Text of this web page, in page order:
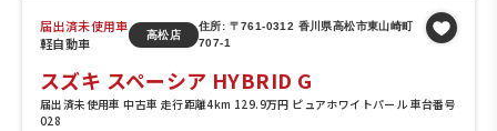
届出済未使用車
軽自動車
高松店
住所: 〒761-0312 香川県高松市東山崎町
707-1
スズキ スペーシア HYBRID G
届出済未使用車 中古車 走行距離4km 129.9万円 ピュアホワイトパール 車台番号
028